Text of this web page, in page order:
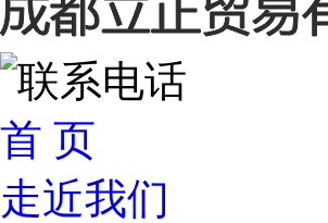
首 页
走近我们